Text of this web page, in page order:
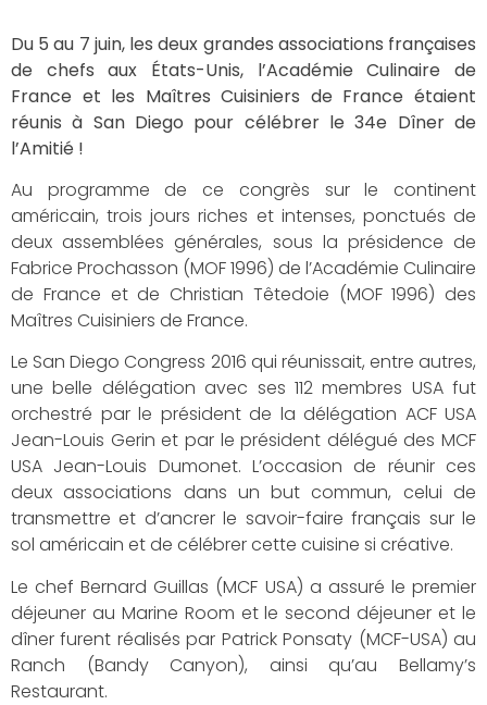
Du 5 au 7 juin, les deux grandes associations françaises
de chefs aux États-Unis, l’Académie Culinaire de
France et les Maîtres Cuisiniers de France étaient
réunis à San Diego pour célébrer le 34e Dîner de
l’Amitié !
Au programme de ce congrès sur le continent
américain, trois jours riches et intenses, ponctués de
deux assemblées générales, sous la présidence de
Fabrice Prochasson (MOF 1996) de l’Académie Culinaire
de France et de Christian Têtedoie (MOF 1996) des
Maîtres Cuisiniers de France.
Le San Diego Congress 2016 qui réunissait, entre autres,
une belle délégation avec ses 112 membres USA fut
orchestré par le président de la délégation ACF USA
Jean-Louis Gerin et par le président délégué des MCF
USA Jean-Louis Dumonet. L’occasion de réunir ces
deux associations dans un but commun, celui de
transmettre et d’ancrer le savoir-faire français sur le
sol américain et de célébrer cette cuisine si créative.
Le chef Bernard Guillas (MCF USA) a assuré le premier
déjeuner au Marine Room et le second déjeuner et le
dîner furent réalisés par Patrick Ponsaty (MCF-USA) au
Ranch (Bandy Canyon), ainsi qu’au Bellamy’s
Restaurant.